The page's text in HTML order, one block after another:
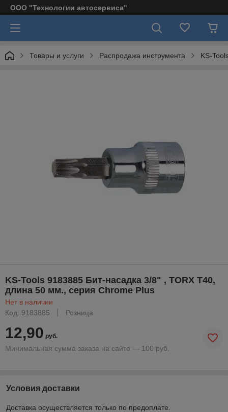
ООО "Технологии автосервиса"
Товары и услуги Распродажа инструмента KS-
KS-Tools 9183885 Бит-насадка 3/8" , TORX Т40,
длина 50 мм., серия Chrome Plus
Нет в наличии
Код: 9183885
Розница
12,90 руб.
Минимальная сумма заказа на сайте — 100 руб.
Условия доставки
Доставка осуществляется только по предоплате.